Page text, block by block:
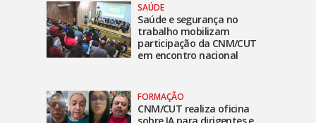
SAÚDE
Saúde e segurança no
trabalho mobilizam
participação da CNM/CUT
em encontro nacional
FORMAÇÃO
CNM/CUT realiza oficina
sobre IA para dirigentes e